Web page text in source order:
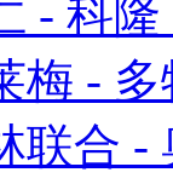
- 科隆
梅 -
联合 -